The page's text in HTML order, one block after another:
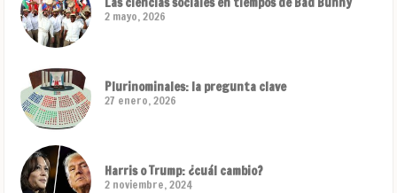
2 mayo, 2026
Plurinominales: la pregunta clave
27 enero, 2026
Harris o Trump: ¿cuál cambio?
2 noviembre, 2024